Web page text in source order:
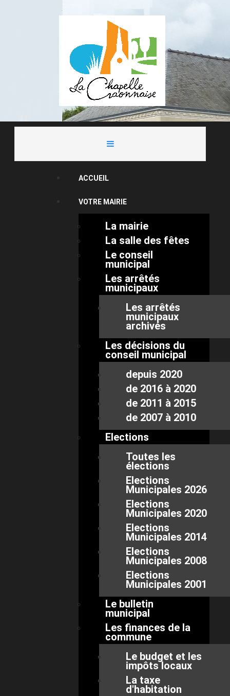
ACCUEIL
VOTRE MAIRIE
La mairie
La salle des fêtes
Le conseil
municipal
Les arrêtés
municipaux
Les arrêtés
municipaux
archivés
Les décisions du
conseil municipal
depuis 2020
de 2016 à 2020
de 2011 à 2015
de 2007 à 2010
Elections
Toutes les
élections
Elections
Municipales 2026
Elections
Municipales 2020
Elections
Municipales 2014
Elections
Municipales 2008
Elections
Municipales 2001
Le bulletin
municipal
Les finances de la
commune
Le budget et les
impôts locaux
La taxe
d'habitation